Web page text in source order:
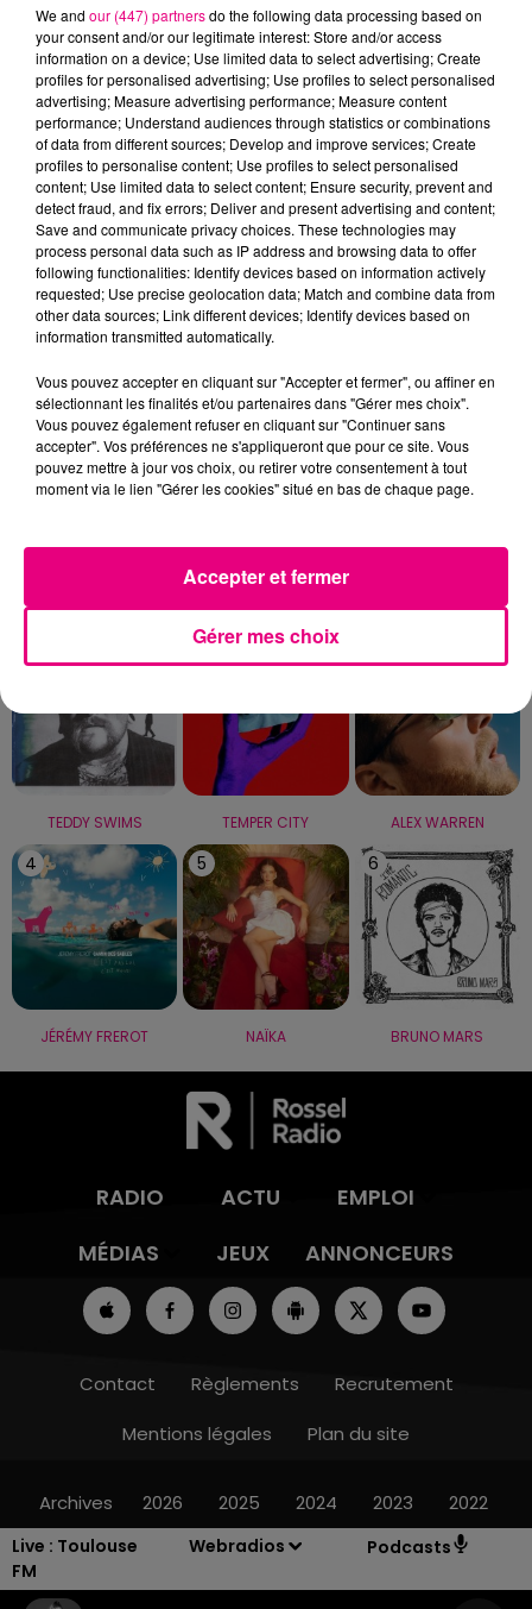
Live : Toulouse
FM
Webradios Podcasts
Cancer Lion Vierge
Balance Scorpion Sagittaire
LE TOP
TEDDY SWIMS
2
TEMPER CITY ALEX WARREN
4
JÉRÉMY FREROT
5
NAÏKA
6
BRUNO MARS
RADIO ACTU
EMPLOI
MÉDIAS
JEUX ANNONCEURS
Contact Règlements
Recrutement
Mentions légales
Plan du site
Archives 2026 2025 2024 2023 2022
We and our (447) partnersdo the following data processing based on
your consent and/or our legitimate interest: Store and/or access
information on a device; Use limited data to select advertising; Create
profiles for personalised advertising; Use profiles to select personalised
advertising; Measure advertising performance; Measure content
performance; Understand audiences through statistics or combinations
of data from different sources; Develop and improve services; Create
profiles to personalise content; Use profiles to select personalised
content; Use limited data to select content; Ensure security, prevent and
detect fraud, and fix errors; Deliver and present advertising and content;
Save and communicate privacy choices. These technologies may
process personal data such as IP address and browsing data to offer
following functionalities: Identify devices based on information actively
requested; Use precise geolocation data; Match and combine data from
other data sources; Link different devices; Identify devices based on
information transmitted automatically.
Vous pouvez accepter en cliquant sur "Accepter et fermer", ou affiner en
sélectionnant les finalités et/ou partenaires dans "Gérer mes choix".
Vous pouvez également refuser en cliquant sur "Continuer sans
accepter". Vos préférences ne s'appliqueront que pour ce site. Vous
pouvez mettre à jour vos choix, ou retirer votre consentement à tout
moment via le lien "Gérer les cookies" situé en bas de chaque page.
Gérer mes choix
Accepter et fermer